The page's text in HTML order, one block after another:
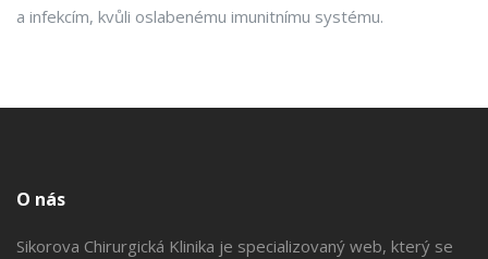
a infekcím, kvůli oslabenému imunitnímu systému.
O nás
Sikorova Chirurgická Klinika je specializovaný web, který se